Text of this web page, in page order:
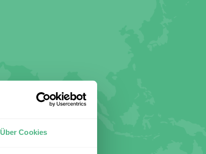
Über Cookies